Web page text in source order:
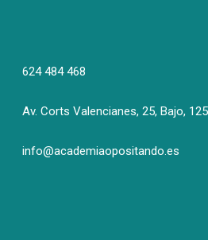
624 484 468
Av. Corts Valencianes, 25, Bajo,
info@academiaopositando.es